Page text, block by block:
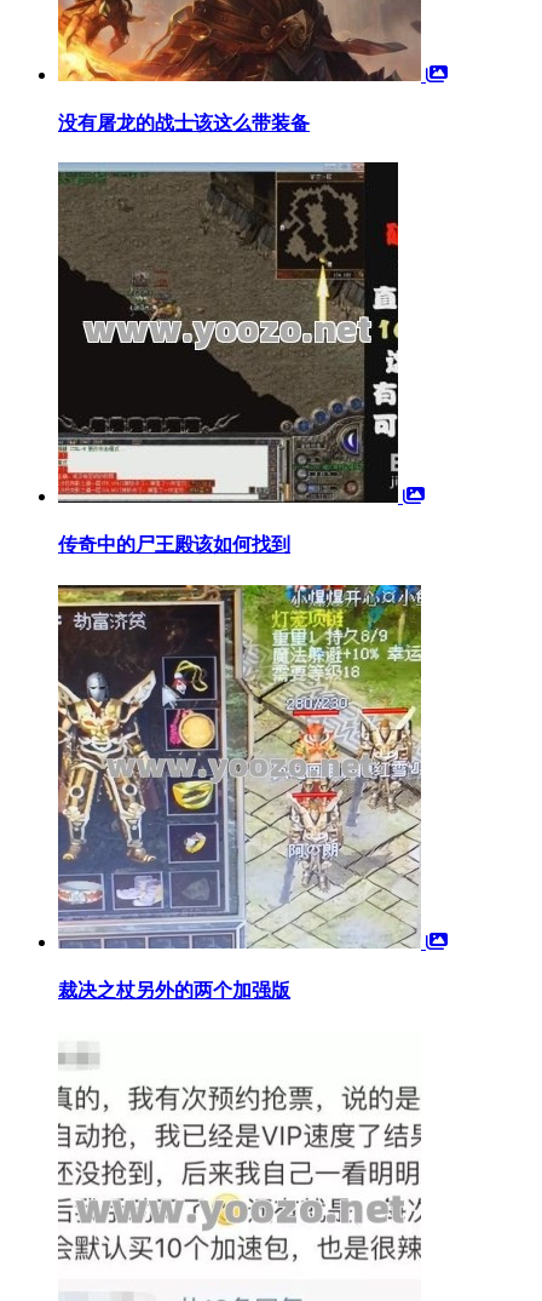
没有屠龙的战士该这么带装备
传奇中的尸王殿该如何找到
裁决之杖另外的两个加强版